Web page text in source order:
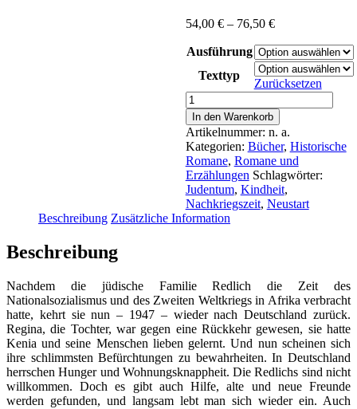
54,00 € – 76,50 €Preisspanne:
bis
76,50 €
Ausführung
Texttyp
Zurücksetzen
Zweig,
Stefanie:
Irgendwo
in
Deutschland
Menge
In den Warenkorb
Artikelnummer: n. a.
Kategorien: Bücher, Historische
Romane, Romane und
Erzählungen Schlagwörter:
Judentum, Kindheit,
Nachkriegszeit, Neustart
Beschreibung Zusätzliche Information
Beschreibung
Nachdem die jüdische Familie Redlich die Zeit des
Nationalsozialismus und des Zweiten Weltkriegs in Afrika verbracht
hatte, kehrt sie nun – 1947 – wieder nach Deutschland zurück.
Regina, die Tochter, war gegen eine Rückkehr gewesen, sie hatte
Kenia und seine Menschen lieben gelernt. Und nun scheinen sich
ihre schlimmsten Befürchtungen zu bewahrheiten. In Deutschland
herrschen Hunger und Wohnungsknappheit. Die Redlichs sind nicht
willkommen. Doch es gibt auch Hilfe, alte und neue Freunde
werden gefunden, und langsam lebt man sich wieder ein. Auch